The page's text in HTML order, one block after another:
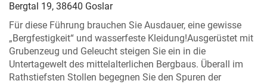
Bergtal 19, 38640 Goslar
Für diese Führung brauchen Sie Ausdauer, eine gewisse
„Bergfestigkeit“ und wasserfeste Kleidung!Ausgerüstet mit
Grubenzeug und Geleucht steigen Sie ein in die
Untertagewelt des mittelalterlichen Bergbaus. Überall im
Rathstiefsten Stollen begegnen Sie den Spuren der